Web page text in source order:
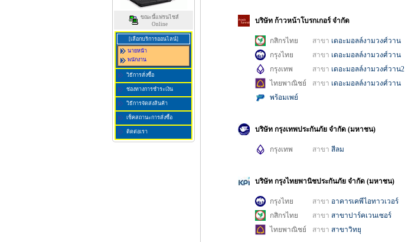
ขณะนี้แฟรนไชส์
Online
[เลือกบริการออนไลน์]
นายหน้า
พนักงาน
วิธีการสั่งซื้อ
ช่องทางการชำระเงิน
วิธีการจัดส่งสินค้า
เช็คสถานะการสั่งซื้อ
ติดต่อเรา
บริษัท ก้าวหน้าโบรกเกอร์ จำกัด
กสิกรไทย
สาขา เดอะมอลล์งามวงศ์วาน
กรุงไทย
สาขา เดอะมอลล์งามวงศ์วาน
กรุงเทพ
สาขา เดอะมอลล์งามวงศ์วาน2
ไทยพาณิชย์
สาขา เดอะมอลล์งามวงศ์วาน
พร้อมเพย์
บริษัท กรุงเทพประกันภัย จำกัด (มหาชน)
กรุงเทพ
สาขา สีลม
บริษัท กรุงไทยพานิชประกันภัย จำกัด (มหาชน)
กรุงไทย
สาขา อาคารเคพีไอทาวเวอร์
กสิกรไทย
สาขา สาขาปาร์คเวนเซอร์
ไทยพาณิชย์
สาขา สาขาวิทยุ